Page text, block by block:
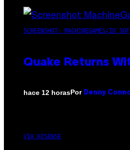
SCREENSHOT: MACHINEGAMES/ID
Quake Returns
hace 12 horasPor Denny
VIA HISENSE